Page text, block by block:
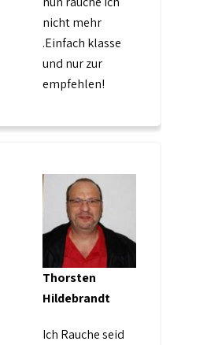
nicht mehr
.Einfach klasse
und nur zur
empfehlen!
Thorsten
Hildebrandt
Ich Rauche seid